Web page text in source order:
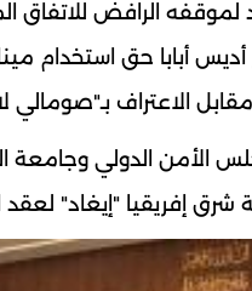
الرافض للاتفاق
أديس أبابا حق استخدام
الاعتراف بـ"صومالي
الدولي وجامعة
شرق إفريقيا "إيغاد"